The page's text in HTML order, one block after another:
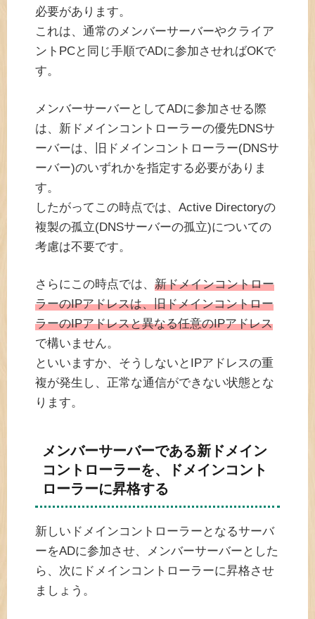
必要があります。
これは、通常のメンバーサーバーやクライア
ントPCと同じ手順でADに参加させればOKで
す。
メンバーサーバーとしてADに参加させる際
は、新ドメインコントローラーの優先DNSサ
ーバーは、旧ドメインコントローラー(DNSサ
ーバー)のいずれかを指定する必要がありま
す。
したがってこの時点では、Active Directoryの
複製の孤立(DNSサーバーの孤立)についての
考慮は不要です。
さらにこの時点では、 新ドメインコントロー
ラーのIPアドレスは、旧ドメインコントロー
ラーのIPアドレスと異なる任意のIPアドレス
で構いません。
といいますか、そうしないとIPアドレスの重
複が発生し、正常な通信ができない状態とな
ります。
メンバーサーバーである新ドメイン
コントローラーを、ドメインコント
ローラーに昇格する
新しいドメインコントローラーとなるサーバ
ーをADに参加させ、メンバーサーバーとした
ら、次にドメインコントローラーに昇格させ
ましょう。